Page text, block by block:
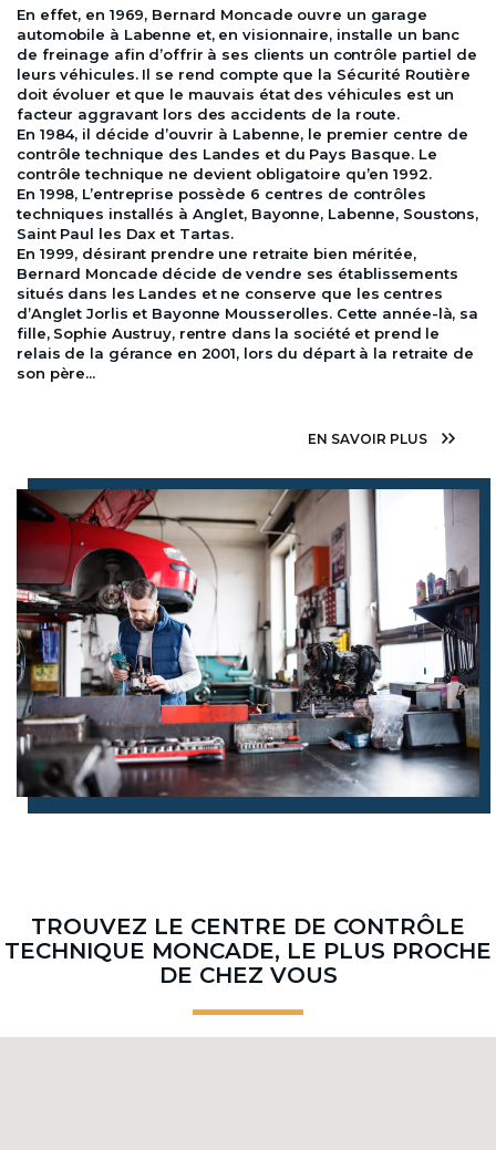
En effet, en 1969, Bernard Moncade ouvre un garage
automobile à Labenne et, en visionnaire, installe un banc
de freinage afin d’offrir à ses clients un contrôle partiel de
leurs véhicules. Il se rend compte que la Sécurité Routière
doit évoluer et que le mauvais état des véhicules est un
facteur aggravant lors des accidents de la route.
En 1984, il décide d’ouvrir à Labenne, le premier centre de
contrôle technique des Landes et du Pays Basque. Le
contrôle technique ne devient obligatoire qu’en 1992.
En 1998, L’entreprise possède 6 centres de contrôles
techniques installés à Anglet, Bayonne, Labenne, Soustons,
Saint Paul les Dax et Tartas.
En 1999, désirant prendre une retraite bien méritée,
Bernard Moncade décide de vendre ses établissements
situés dans les Landes et ne conserve que les centres
d’Anglet Jorlis et Bayonne Mousserolles. Cette année-là, sa
fille, Sophie Austruy, rentre dans la société et prend le
relais de la gérance en 2001, lors du départ à la retraite de
son père...
EN SAVOIR PLUS
TROUVEZ LE CENTRE DE CONTRÔLE
TECHNIQUE MONCADE, LE PLUS PROCHE
DE CHEZ VOUS